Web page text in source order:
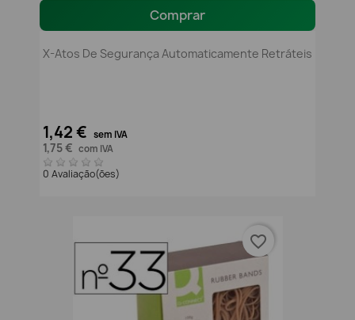
Comprar
X-Atos De Segurança Automaticamente Retráteis
1,42 € sem IVA
1,75 € com IVA
0 Avaliação(ões)
favorite_border